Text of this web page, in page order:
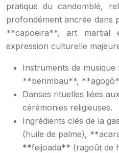
pratique du candomblé,
profondément ancrée dans
**capoeira**, art martial
expression culturelle
Instruments de
**berimbau**,
Danses rituelles liées
cérémonies religieuses.
Ingrédients clés de la
(huile de palme),
**feijoada** (ragoût de